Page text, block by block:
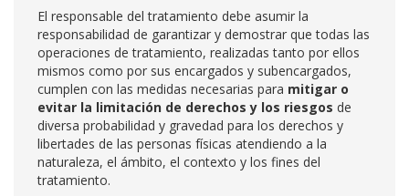
El responsable del tratamiento debe asumir la
responsabilidad de garantizar y demostrar que todas las
operaciones de tratamiento, realizadas tanto por ellos
mismos como por sus encargados y subencargados,
cumplen con las medidas necesarias para mitigar o
evitar la limitación de derechos y los riesgos de
diversa probabilidad y gravedad para los derechos y
libertades de las personas físicas atendiendo a la
naturaleza, el ámbito, el contexto y los fines del
tratamiento.